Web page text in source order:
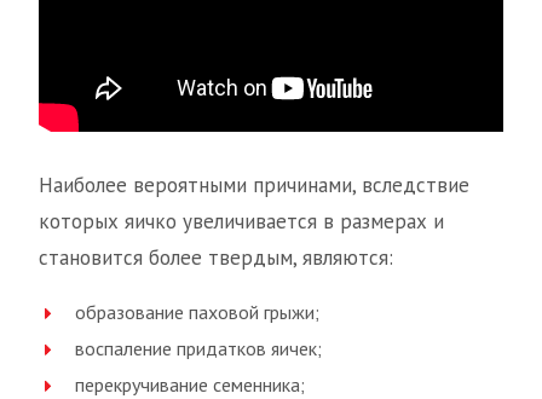
Наиболее вероятными причинами, вследствие
которых яичко увеличивается в размерах и
становится более твердым, являются:
образование паховой грыжи;
воспаление придатков яичек;
перекручивание семенника;